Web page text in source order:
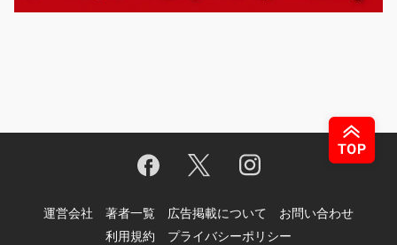
運営会社 著者一覧 広告掲載について
お問い合わせ
利用規約
プライバシーポリシー